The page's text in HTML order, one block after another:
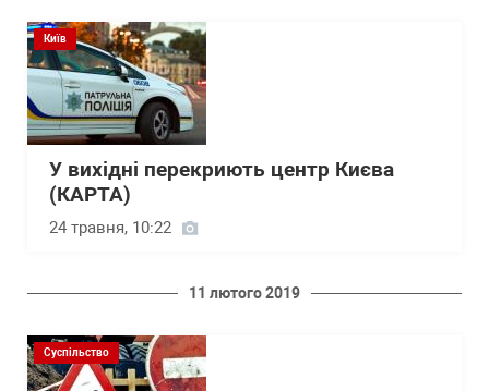
Київ
У вихідні перекриють центр Києва
(КАРТА)
24 травня, 10:22
11 лютого 2019
Суспільство